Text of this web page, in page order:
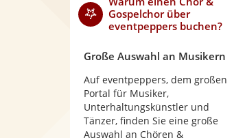
Gospelchorüber
eventpeppers buchen?
Große Auswahl an Musikern
Auf eventpeppers, dem großen
Portal für Musiker,
Unterhaltungskünstler und
Tänzer, finden Sie eine große
Auswahl an Chören &